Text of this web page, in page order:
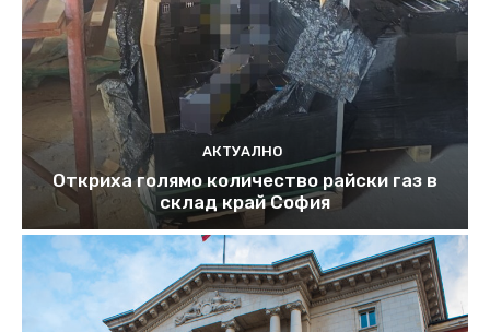
АКТУАЛНО
Откриха голямо количество райски газ в
склад край София